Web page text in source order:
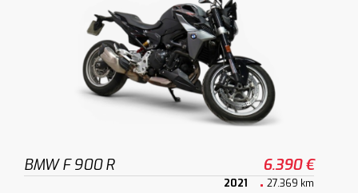
BMW F 900 R 6.390 €
2021 27.369 km